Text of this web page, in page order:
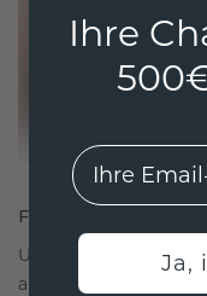
FÜR
Unsere
ausgelegt, wobei
Ihre
EMail
Ja,